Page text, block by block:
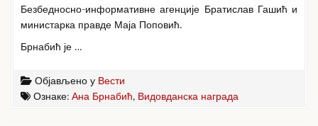
Безбедносно-информативне агенције Братислав Гашић и
министарка правде Маја Поповић.
Брнабић је …
Објављено у Вести
Ознаке: Ана Брнабић, Видовданска награда